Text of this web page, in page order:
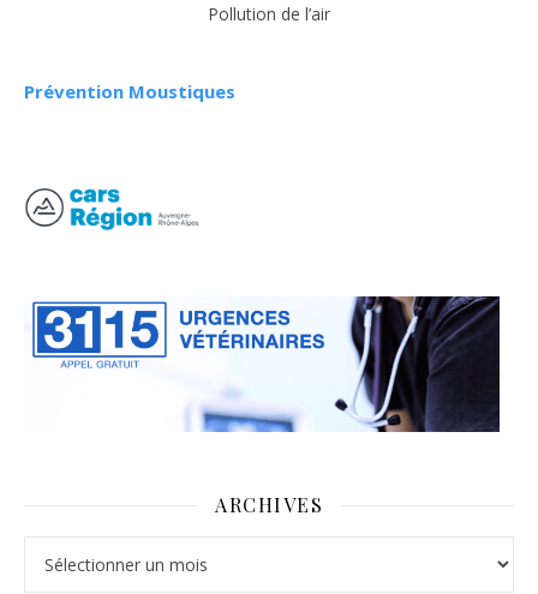
Pollution de l’air
Prévention Moustiques
ARCHIVES